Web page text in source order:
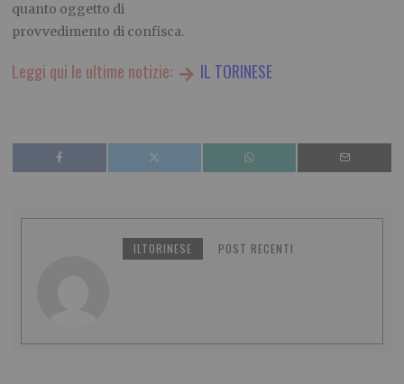
quanto oggetto di
provvedimento di confisca.
Leggi qui le ultime notizie: IL TORINESE
ILTORINESE POST RECENTI